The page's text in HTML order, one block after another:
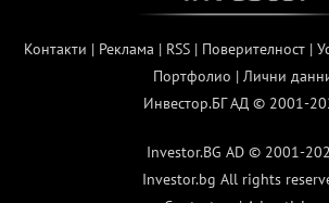
Контакти | Реклама | RSS| Поверителност|
Портфолио | Лични
Инвестор.БГ АД © 2001-
Investor.BG AD © 2001-
Investor.bg All rights